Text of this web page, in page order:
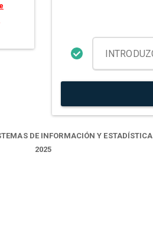
DE INFORMACIÓN Y ESTADÍSTICA
2025